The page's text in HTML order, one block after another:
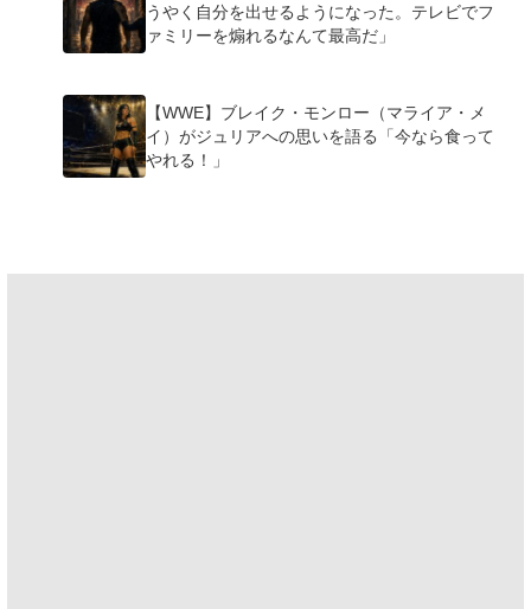
うやく自分を出せるようになった。テレビでフ
ァミリーを煽れるなんて最高だ」
【WWE】ブレイク・モンロー（マライア・メ
イ）がジュリアへの思いを語る「今なら食って
やれる！」